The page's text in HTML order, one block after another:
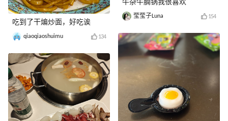
吃到了干煸炒面，好吃诶
qiaoqiaoshuimu 134
牛杂牛腩锅我很喜欢
莹莹子Luna 154